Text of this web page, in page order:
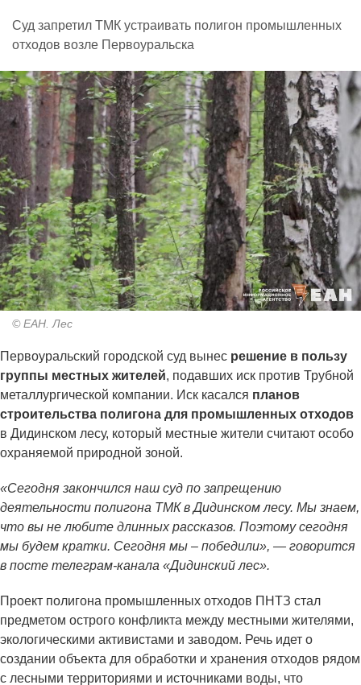
Суд запретил ТМК устраивать полигон промышленных
отходов возле Первоуральска
© ЕАН. Лес
Первоуральский городской суд вынес решение в пользу
группы местных жителей, подавших иск против Трубной
металлургической компании. Иск касался планов
строительства полигона для промышленных отходов
в Дидинском лесу, который местные жители считают особо
охраняемой природной зоной.
«Сегодня закончился наш суд по запрещению
деятельности полигона ТМК в Дидинском лесу. Мы знаем,
что вы не любите длинных рассказов. Поэтому сегодня
мы будем кратки. Сегодня мы – победили», — говорится
в посте телеграм-канала «Дидинский лес».
Проект полигона промышленных отходов ПНТЗ стал
предметом острого конфликта между местными жителями,
экологическими активистами и заводом. Речь идет о
создании объекта для обработки и хранения отходов рядом
с лесными территориями и источниками воды, что